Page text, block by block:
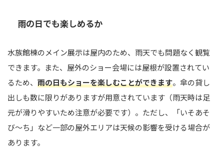
雨の日でも楽しめるか
水族館棟のメイン展示は屋内のため、雨天でも問題なく観覧
できます。また、屋外のショー会場には屋根が設置されてい
るため、 雨の日もショーを楽しむことができます。傘の貸し
出しも数に限りがありますが用意されています（雨天時は足
元が滑りやすいため注意が必要です）。ただし、「いそあそ
び～ち」など一部の屋外エリアは天候の影響を受ける場合が
あります。